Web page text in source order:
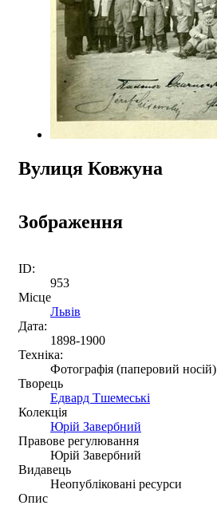
Вулиця Ковжуна
Зображення
ID:
953
Місце
Львів
Дата:
1898-1900
Техніка:
Фотографія (паперовий носій)
Творець
Едвард Тшемеські
Колекція
Юрій Завербний
Правове регулювання
Юрій Завербний
Видавець
Неопубліковані ресурси
Опис